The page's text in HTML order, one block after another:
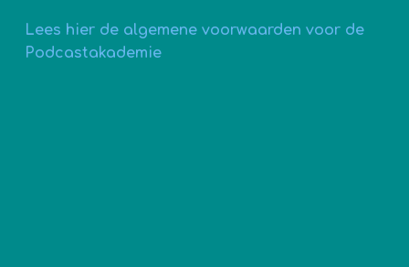
Lees hier de algemene voorwaarden voor de
Podcastakademie